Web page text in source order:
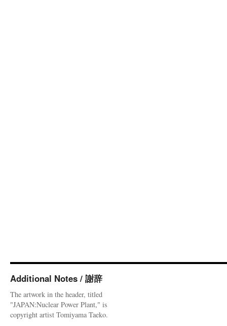
Additional Notes / 謝辞
The artwork in the header, titled
"JAPAN:Nuclear Power Plant," is
copyright artist Tomiyama Taeko.